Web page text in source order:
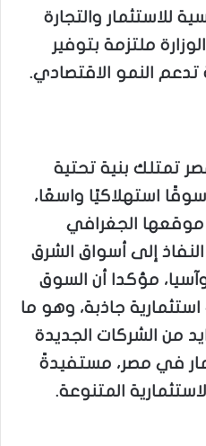
للاستثمار والتجارة
ملتزمة بتوفير
النمو الاقتصادي.
تمتلك بنية تحتية
استهلاكيًا واسعًا،
الجغرافي
إلى أسواق الشرق
وآسيا، مؤكدا أن السوق
جاذبة، وهو ما
من الشركات الجديدة
في مصر، مستفيدةً
المتنوعة.